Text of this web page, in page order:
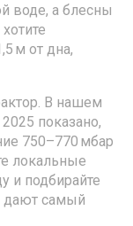
воде, а блесны
м от дна,
В нашем
показано,
750–770 мбар
локальные
и подбирайте
дают самый